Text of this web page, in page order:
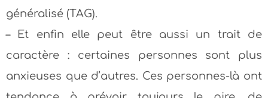
généralisé (TAG).
– Et enfin elle peut être aussi un trait de
caractère : certaines personnes sont plus
anxieuses que d’autres. Ces personnes-là ont